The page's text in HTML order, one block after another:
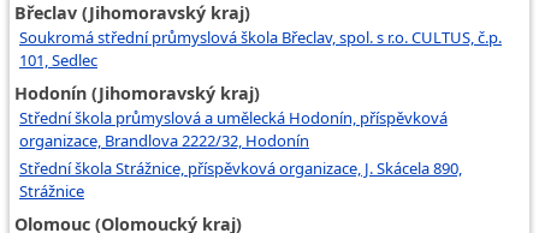
Břeclav (Jihomoravský kraj)
Soukromá střední průmyslová škola Břeclav, spol. s r.o. CULTUS, č.p.
101, Sedlec
Hodonín (Jihomoravský kraj)
Střední škola průmyslová a umělecká Hodonín, příspěvková
organizace, Brandlova 2222/32, Hodonín
Střední škola Strážnice, příspěvková organizace, J. Skácela 890,
Strážnice
Olomouc (Olomoucký kraj)